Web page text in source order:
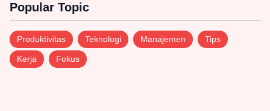
Popular Topic
Produktivitas Teknologi Manajemen Tips
Kerja Fokus